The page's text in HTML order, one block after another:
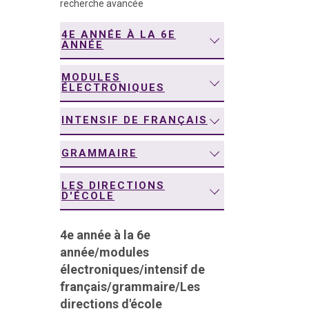
recherche avancée
4E ANNÉE À LA 6E
ANNÉE
MODULES
ÉLECTRONIQUES
INTENSIF DE FRANÇAIS
GRAMMAIRE
LES DIRECTIONS
D'ÉCOLE
4e année à la 6e
année/modules
électroniques/intensif de
français/grammaire/Les
directions d'école